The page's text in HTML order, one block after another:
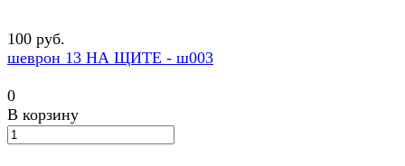
100 руб.
шеврон 13 НА ЩИТЕ - ш003
0
В корзину